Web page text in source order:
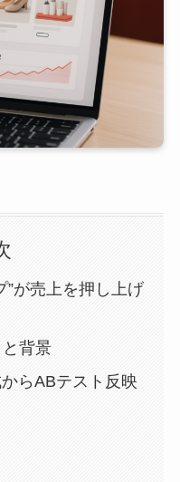
”が売上を押し上げ
背景
らABテスト反映